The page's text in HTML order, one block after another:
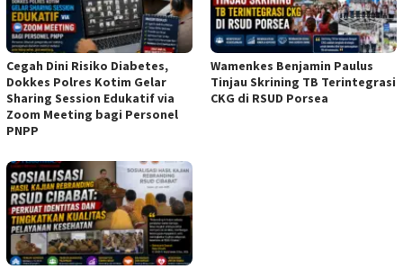
Cegah Dini Risiko Diabetes,
Dokkes Polres Kotim Gelar
Sharing Session Edukatif via
Zoom Meeting bagi Personel
PNPP
Wamenkes Benjamin Paulus
Tinjau Skrining TB Terintegrasi
CKG di RSUD Porsea